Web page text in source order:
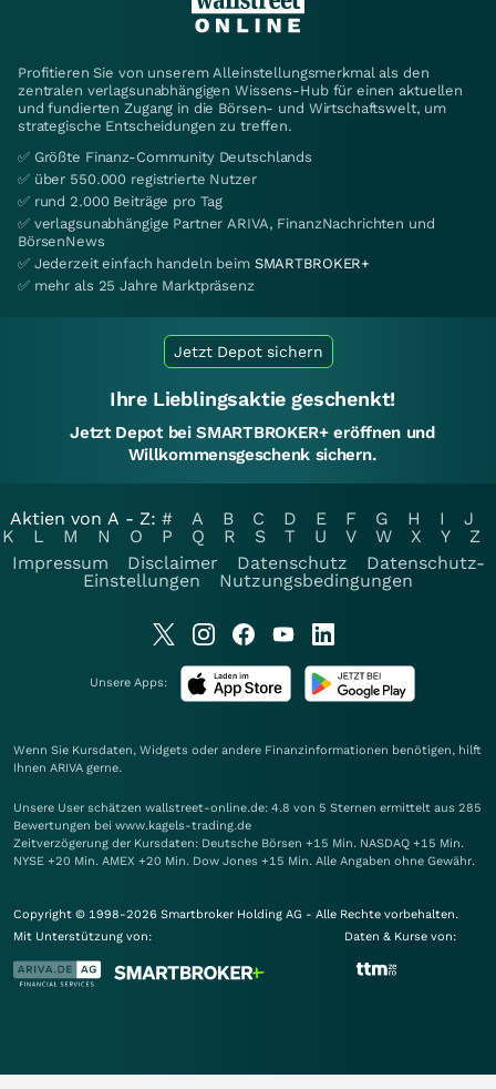
Profitieren Sie von unserem Alleinstellungsmerkmal als den
zentralen verlagsunabhängigen Wissens-Hub für einen aktuellen
und fundierten Zugang in die Börsen- und Wirtschaftswelt, um
strategische Entscheidungen zu treffen.
✅ Größte Finanz-Community Deutschlands
✅ über 550.000 registrierte Nutzer
✅ rund 2.000 Beiträge pro Tag
✅ verlagsunabhängige Partner ARIVA, FinanzNachrichten und
BörsenNews
✅ Jederzeit einfach handeln beim SMARTBROKER+
✅ mehr als 25 Jahre Marktpräsenz
Jetzt Depot sichern
Ihre Lieblingsaktie geschenkt!
Jetzt Depot bei SMARTBROKER+ eröffnen und
Willkommensgeschenk sichern.
Aktien von A - Z: # A B C D E F G H I
J
K
L M N O P Q R S T U V W X Y
Z
Impressum
Disclaimer Datenschutz
Datenschutz-
Einstellungen
Nutzungsbedingungen
Unsere Apps:
Wenn Sie Kursdaten, Widgets oder andere Finanzinformationen benötigen, hilft
Ihnen ARIVA gerne.
Unsere User schätzen wallstreet-online.de: 4.8 von 5 Sternen ermittelt aus 285
Bewertungen bei www.kagels-trading.de
Zeitverzögerung der Kursdaten: Deutsche Börsen +15 Min. NASDAQ +15 Min.
NYSE +20 Min. AMEX +20 Min. Dow Jones +15 Min. Alle Angaben ohne Gewähr.
Copyright © 1998-2026 Smartbroker Holding AG - Alle Rechte vorbehalten.
Mit Unterstützung von:
Daten & Kurse von: